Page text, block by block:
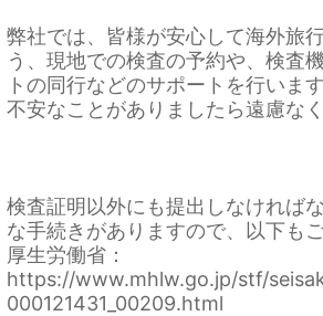
弊社では、皆様が安心して海外旅
う、現地での検査の予約や、検査
トの同行などのサポートを行います
不安なことがありましたら遠慮な
検査証明以外にも提出しなければ
な手続きがありますので、以下も
厚生労働省：
https://www.mhlw.go.jp/stf/
000121431_00209.html